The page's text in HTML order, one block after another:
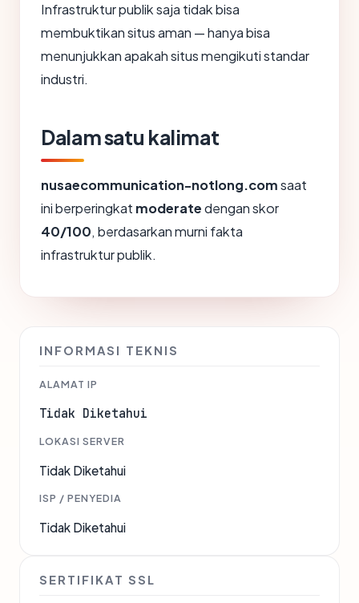
Infrastruktur publik saja tidak bisa
membuktikan situs aman — hanya bisa
menunjukkan apakah situs mengikuti standar
industri.
Dalam satu kalimat
nusaecommunication-notlong.comsaat
ini berperingkat moderatedengan skor
40/100, berdasarkan murni fakta
infrastruktur publik.
INFORMASI TEKNIS
ALAMAT IP
Tidak Diketahui
LOKASI SERVER
Tidak Diketahui
ISP / PENYEDIA
Tidak Diketahui
SERTIFIKAT SSL